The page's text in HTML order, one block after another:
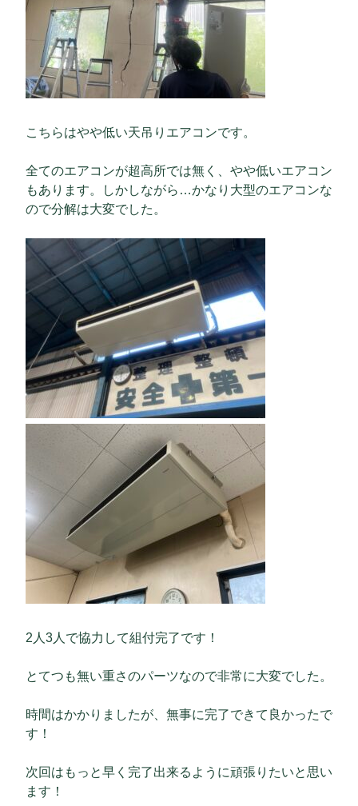
こちらはやや低い天吊りエアコンです。
全てのエアコンが超高所では無く、やや低いエアコン
もあります。しかしながら…かなり大型のエアコンな
ので分解は大変でした。
2人3人で協力して組付完了です！
とてつも無い重さのパーツなので非常に大変でした。
時間はかかりましたが、無事に完了できて良かったで
す！
次回はもっと早く完了出来るように頑張りたいと思い
ます！